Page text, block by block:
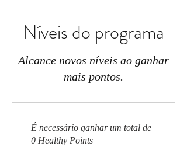
Níveis do programa
Alcance novos níveis ao ganhar
mais pontos.
É necessário ganhar um total de
0 Healthy Points